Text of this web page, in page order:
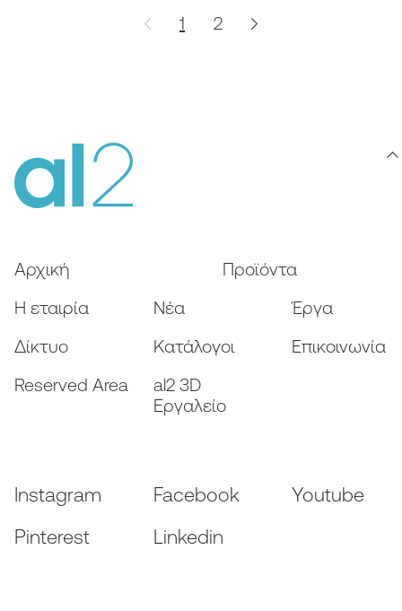
1 2
Αρχική
Προϊόντα
Η εταιρία
Nέα
Έργα
Δίκτυο
Κατάλογοι
Επικοινωνία
Reserved Area
al2 3D
Εργαλείο
Instagram Facebook
Youtube
Pinterest
Linkedin